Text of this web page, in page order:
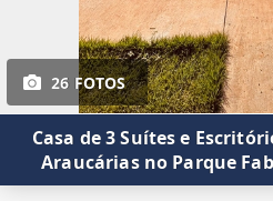
26 FOTOS
Casa de 3 Suítes e
Araucárias no Parque